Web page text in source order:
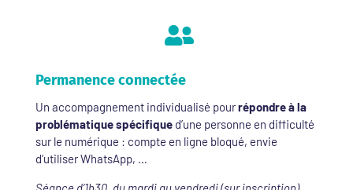

Permanence connectée
Un accompagnement individualisé pourrépondre à la
problématique spécifiqued’une personne en difficulté
sur le numérique : compte en ligne bloqué, envie
d’utiliser WhatsApp, …